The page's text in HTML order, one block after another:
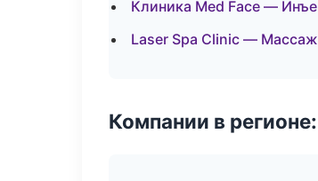
Клиника Med Face —
Laser Spa Clinic — Массаж
Компании в